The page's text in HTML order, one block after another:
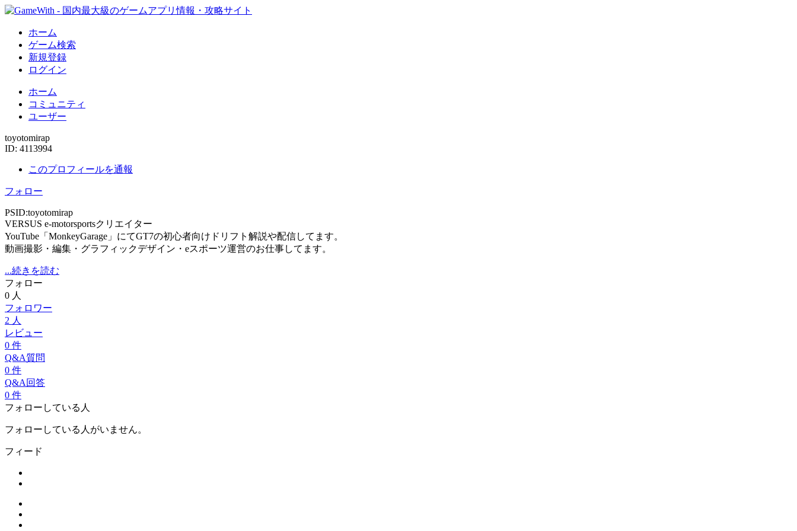
ホーム
ゲーム検索
新規登録
ログイン
ホーム
コミュニティ
ユーザー
toyotomirap
ID: 4113994
このプロフィールを通報
フォロー
PSID:toyotomirap
VERSUS e-motorsportsクリエイター
YouTube「MonkeyGarage」にてGT7の初心者向けドリフト解説や配信してます。
動画撮影・編集・グラフィックデザイン・eスポーツ運営のお仕事してます。
...続きを読む
フォロー
0 人
フォロワー
2 人
レビュー
0 件
Q&A質問
0 件
Q&A回答
0 件
フォローしている人
フォローしている人がいません。
フィード